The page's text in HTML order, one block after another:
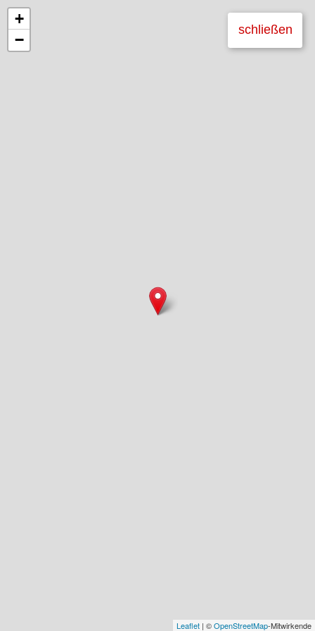
+
−
Leaflet | ©OpenStreetMap-Mitwirkende
schließen